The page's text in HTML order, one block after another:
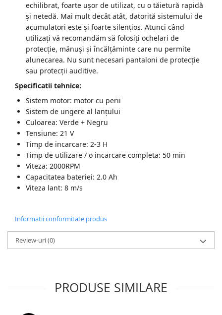
Batoze de porumb
Zdrobitoare struguri, fructe si
legume
Generatoare și Motoare
Motoare
Motoare electrice
Motoare pe benzina
Generatoare
Pachete
Set chei, tubulare, truse chei
echilibrat, foarte ușor de utilizat, cu o tăietură rapidă
și netedă. Mai mult decât atât, datorită sistemului de
acumulatori este și foarte silențios. Atunci când
utilizați vă recomandăm să folosiți ochelari de
protecție, mănuși și încălțăminte care nu permite
alunecarea. Nu sunt necesari pantaloni de protecție
sau protecții auditive.
Specificatii tehnice:
Sistem motor: motor cu perii
Sistem de ungere al lanțului
Culoarea: Verde + Negru
Tensiune: 21 V
Timp de incarcare: 2-3 H
Timp de utilizare / o incarcare completa: 50 min
Viteza: 2000RPM
Capacitatea bateriei: 2.0 Ah
Viteza lant: 8 m/s
Informatii conformitate produs
Review-uri(0)
PRODUSE SIMILARE